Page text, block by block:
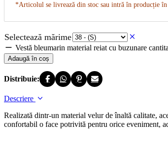
*Articolul se livrează din stoc sau intră în producție în
Selectează mărime
Vestă bleumarin material reiat cu buzunare
Adaugă în coș
Distribuie:
Descriere
Realizată dintr-un material velur de înaltă calitate,
confortabil o face potrivită pentru orice eveniment,